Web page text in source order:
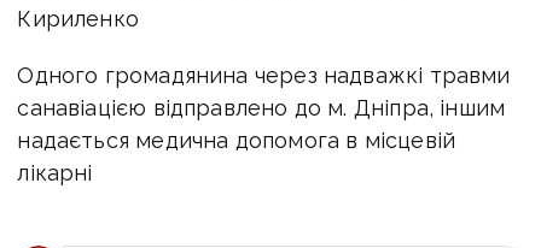
Кириленко
Одного громадянина через надважкі травми
санавіацією відправлено до м. Дніпра, іншим
надається медична допомога в місцевій
лікарні